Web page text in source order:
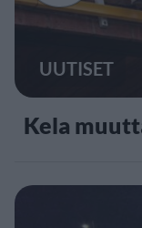
UUTISET
Kela